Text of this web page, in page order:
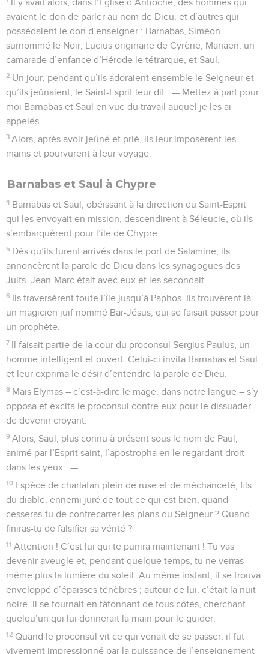
Il y avait alors, dans l’Église d’Antioche, des hommes qui
avaient le don de parler au nom de Dieu, et d’autres qui
possédaient le don d’enseigner : Barnabas, Siméon
surnommé le Noir, Lucius originaire de Cyrène, Manaën, un
camarade d’enfance d’Hérode le tétrarque, et Saul.
2 Un jour, pendant qu’ils adoraient ensemble le Seigneur et
qu’ils jeûnaient, le Saint-Esprit leur dit : — Mettez à part pour
moi Barnabas et Saul en vue du travail auquel je les ai
appelés.
3 Alors, après avoir jeûné et prié, ils leur imposèrent les
mains et pourvurent à leur voyage.
Barnabas et Saul à Chypre
4 Barnabas et Saul, obéissant à la direction du Saint-Esprit
qui les envoyait en mission, descendirent à Séleucie, où ils
s’embarquèrent pour l’île de Chypre.
5 Dès qu’ils furent arrivés dans le port de Salamine, ils
annoncèrent la parole de Dieu dans les synagogues des
Juifs. Jean-Marc était avec eux et les secondait.
6 Ils traversèrent toute l’île jusqu’à Paphos. Ils trouvèrent là
un magicien juif nommé Bar-Jésus, qui se faisait passer pour
un prophète.
7 Il faisait partie de la cour du proconsul Sergius Paulus, un
homme intelligent et ouvert. Celui-ci invita Barnabas et Saul
et leur exprima le désir d’entendre la parole de Dieu.
8 Mais Elymas – c’est-à-dire le mage, dans notre langue – s’y
opposa et excita le proconsul contre eux pour le dissuader
de devenir croyant.
9 Alors, Saul, plus connu à présent sous le nom de Paul,
animé par l’Esprit saint, l’apostropha en le regardant droit
dans les yeux : —
10 Espèce de charlatan plein de ruse et de méchanceté, fils
du diable, ennemi juré de tout ce qui est bien, quand
cesseras-tu de contrecarrer les plans du Seigneur ? Quand
finiras-tu de falsifier sa vérité ?
11 Attention ! C’est lui qui te punira maintenant ! Tu vas
devenir aveugle et, pendant quelque temps, tu ne verras
même plus la lumière du soleil. Au même instant, il se trouva
enveloppé d’épaisses ténèbres ; autour de lui, c’était la nuit
noire. Il se tournait en tâtonnant de tous côtés, cherchant
quelqu’un qui lui donnerait la main pour le guider.
12 Quand le proconsul vit ce qui venait de se passer, il fut
vivement impressionné par la puissance de l’enseignement